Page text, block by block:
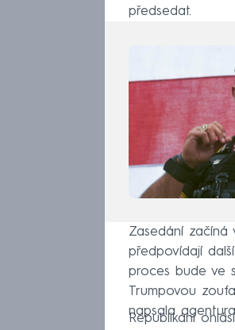
předsedat.
Zasedání začíná
předpovídají
proces bude ve
Trumpovou
napsala
Republikáni